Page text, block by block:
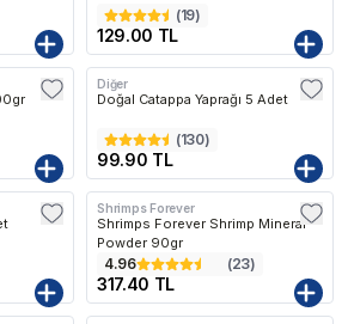
(19)
129.00 TL
Diğer
Doğal Catappa Yaprağı 5 Adet
(130)
99.90 TL
Shrimps Forever
Shrimps Forever Shrimp Mineral
Powder 90gr
4.96 (23)
317.40 TL